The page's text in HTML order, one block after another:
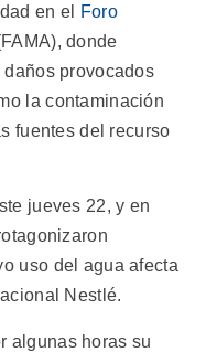
en el
Foro
donde
provocados
la contaminación
fuentes del recurso
jueves 22, y en
uso del agua afecta
Nestlé.
algunas horas su